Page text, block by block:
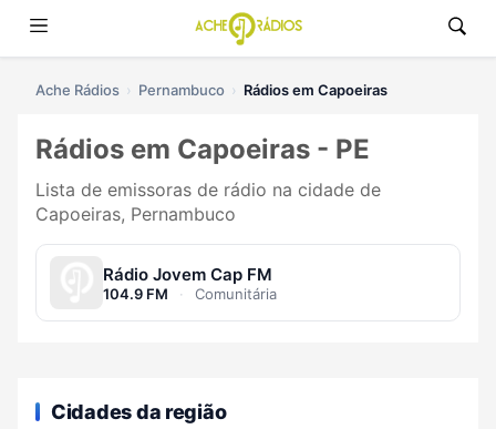
Ache Rádios Pernambuco Rádios em Capoeiras
Rádios em Capoeiras - PE
Lista de emissoras de rádio na cidade de
Capoeiras, Pernambuco
Rádio Jovem Cap FM
104.9 FM · Comunitária
Cidades da região